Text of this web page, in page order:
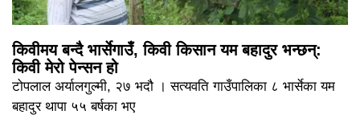
किवीमय बन्दै भार्सेगाउँ, किवी किसान यम बहादुर भन्छन्:
किवी मेरो पेन्सन हो
टोपलाल अर्यालगुल्मी, २७ भदौ । सत्यवति गाउँपालिका ८ भार्सेका यम
बहादुर थापा ५५ बर्षका भए